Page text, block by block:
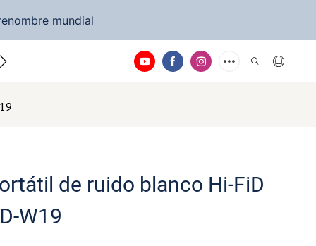
mundial
de ruido blanco Hi-FiD
W19